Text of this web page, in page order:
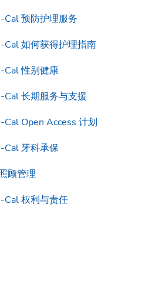
Cal 预防护理服务
Cal 如何获得护理指南
Cal 性别健康
Cal 长期服务与支援
Cal Open Access 计划
Cal 牙科承保
顾管理
Cal 权利与责任